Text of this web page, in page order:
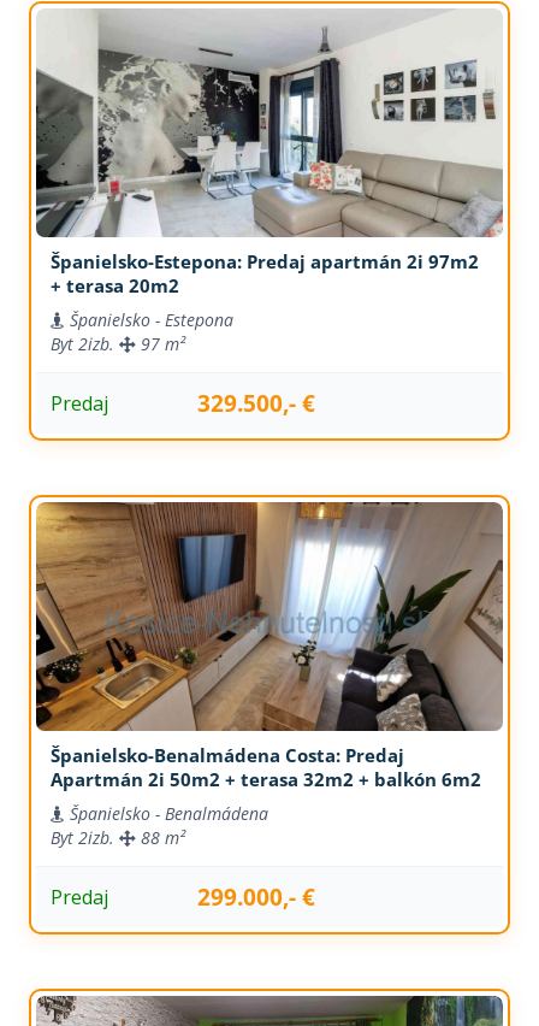
Španielsko-Estepona: Predaj apartmán 2i 97m2
+ terasa 20m2
Španielsko - Estepona
Byt 2izb. 97 m²
Predaj 329.500,- €
Španielsko-Benalmádena Costa: Predaj
Apartmán 2i 50m2 + terasa 32m2 + balkón 6m2
Španielsko - Benalmádena
Byt 2izb. 88 m²
Predaj 299.000,- €